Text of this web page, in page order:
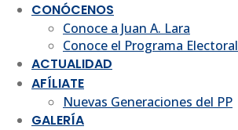
CONÓCENOS
Conoce a Juan A. Lara
Conoce el Programa Electoral
ACTUALIDAD
AFÍLIATE
Nuevas Generaciones del PP
GALERÍA